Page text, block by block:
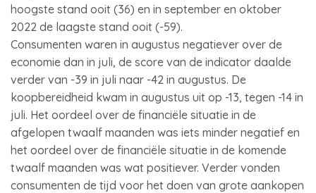
hoogste stand ooit (36) en in september en oktober
2022 de laagste stand ooit (-59).
Consumenten waren in augustus negatiever over de
economie dan in juli, de score van de indicator daalde
verder van -39 in juli naar -42 in augustus. De
koopbereidheid kwam in augustus uit op -13, tegen -14 in
juli. Het oordeel over de financiële situatie in de
afgelopen twaalf maanden was iets minder negatief en
het oordeel over de financiële situatie in de komende
twaalf maanden was wat positiever. Verder vonden
consumenten de tijd voor het doen van grote aankopen